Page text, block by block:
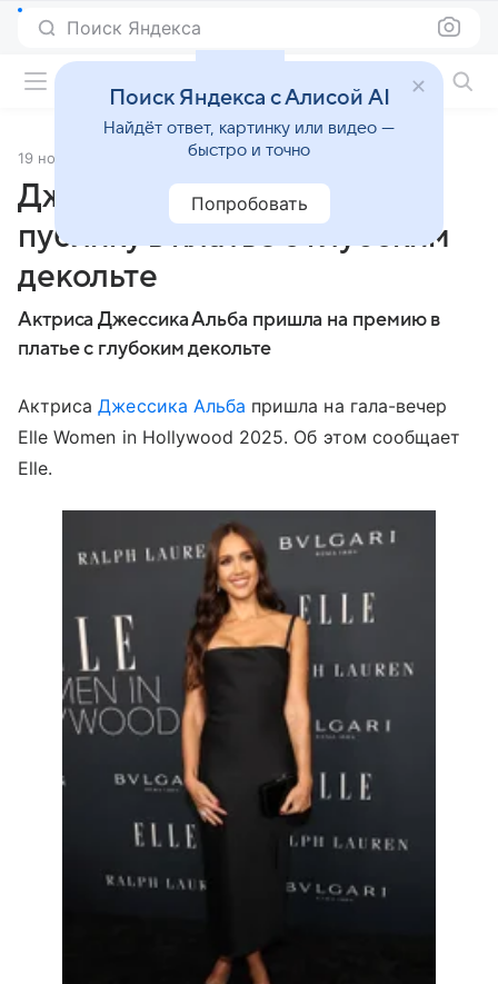
Поиск Яндекса
19 ноября 2025 Источник:Газета.Ru
Джессика Альба вышла на
публику в платье с глубоким
декольте
Актриса Джессика Альба пришла на премию в
платье с глубоким декольте
АктрисаДжессика Альба пришла на гала-вечер
Elle Women in Hollywood 2025. Об этом сообщает
Elle.
Поиск Яндекса с Алисой AI
Найдёт ответ, картинку или видео —
быстро и точно
Попробовать